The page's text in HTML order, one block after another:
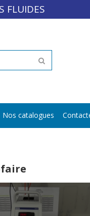
FLUIDES
Nos catalogues